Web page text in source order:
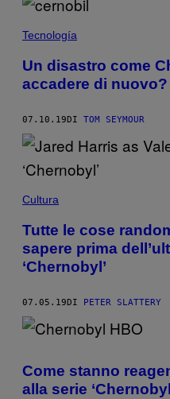
Tecnología
Un disastro come
accadere di nuovo?
07.10.19DI TOM SEYMOUR
Cultura
Tutte le cose
sapere prima
‘Chernobyl’
07.05.19DI PETER SLATTERY
Come stanno
alla serie